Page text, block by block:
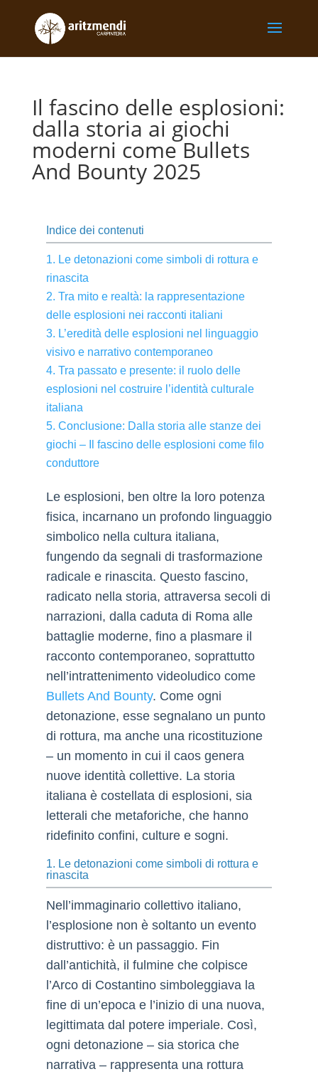
Il fascino delle esplosioni:
dalla storia ai giochi
moderni come Bullets
And Bounty 2025
Indice dei contenuti
1. Le detonazioni come simboli di rottura e
rinascita
2. Tra mito e realtà: la rappresentazione
delle esplosioni nei racconti italiani
3. L’eredità delle esplosioni nel linguaggio
visivo e narrativo contemporaneo
4. Tra passato e presente: il ruolo delle
esplosioni nel costruire l’identità culturale
italiana
5. Conclusione: Dalla storia alle stanze dei
giochi – Il fascino delle esplosioni come filo
conduttore
Le esplosioni, ben oltre la loro potenza
fisica, incarnano un profondo linguaggio
simbolico nella cultura italiana,
fungendo da segnali di trasformazione
radicale e rinascita. Questo fascino,
radicato nella storia, attraversa secoli di
narrazioni, dalla caduta di Roma alle
battaglie moderne, fino a plasmare il
racconto contemporaneo, soprattutto
nell’intrattenimento videoludico come
Bullets And Bounty. Come ogni
detonazione, esse segnalano un punto
di rottura, ma anche una ricostituzione
– un momento in cui il caos genera
nuove identità collettive. La storia
italiana è costellata di esplosioni, sia
letterali che metaforiche, che hanno
ridefinito confini, culture e sogni.
1. Le detonazioni come simboli di rottura e
rinascita
Nell’immaginario collettivo italiano,
l’esplosione non è soltanto un evento
distruttivo: è un passaggio. Fin
dall’antichità, il fulmine che colpisce
l’Arco di Costantino simboleggiava la
fine di un’epoca e l’inizio di una nuova,
legittimata dal potere imperiale. Così,
ogni detonazione – sia storica che
narrativa – rappresenta una rottura